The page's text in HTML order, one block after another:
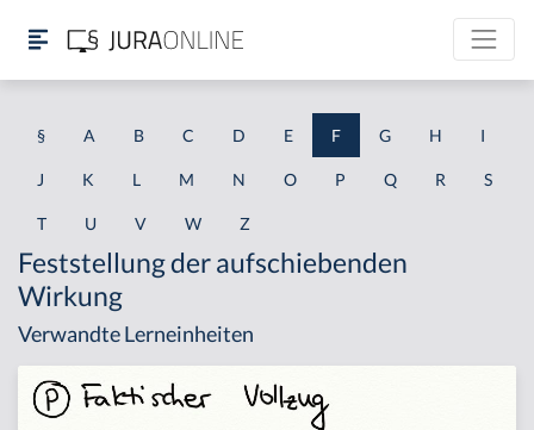
§ A B C D E F G H I
J K L M N O P Q R S
T U V W Z
Feststellung der aufschiebenden
Wirkung
Verwandte Lerneinheiten